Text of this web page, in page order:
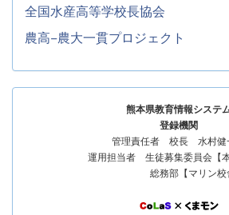
全国水産高等学校長協会
農高−農大一貫プロジェクト
熊本県教育情報システ
登録機関
管理責任者 校長 水村健
運用担当者 生徒募集委員会【本
総務部【マリン校